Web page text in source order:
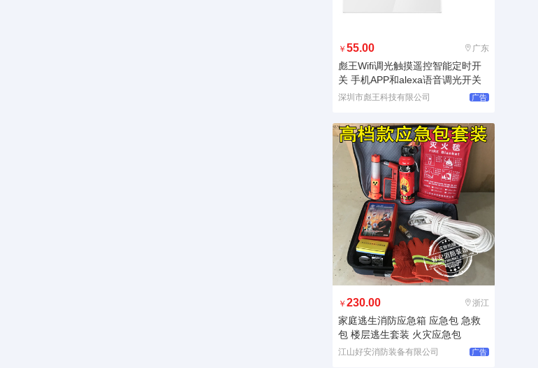
￥ 55.00 广东
彪王Wifi调光触摸遥控智能定时开
关 手机APP和alexa语音调光开关
深圳市彪王科技有限公司 广告
￥ 230.00 浙江
家庭逃生消防应急箱 应急包 急救
包 楼层逃生套装 火灾应急包
江山好安消防装备有限公司 广告